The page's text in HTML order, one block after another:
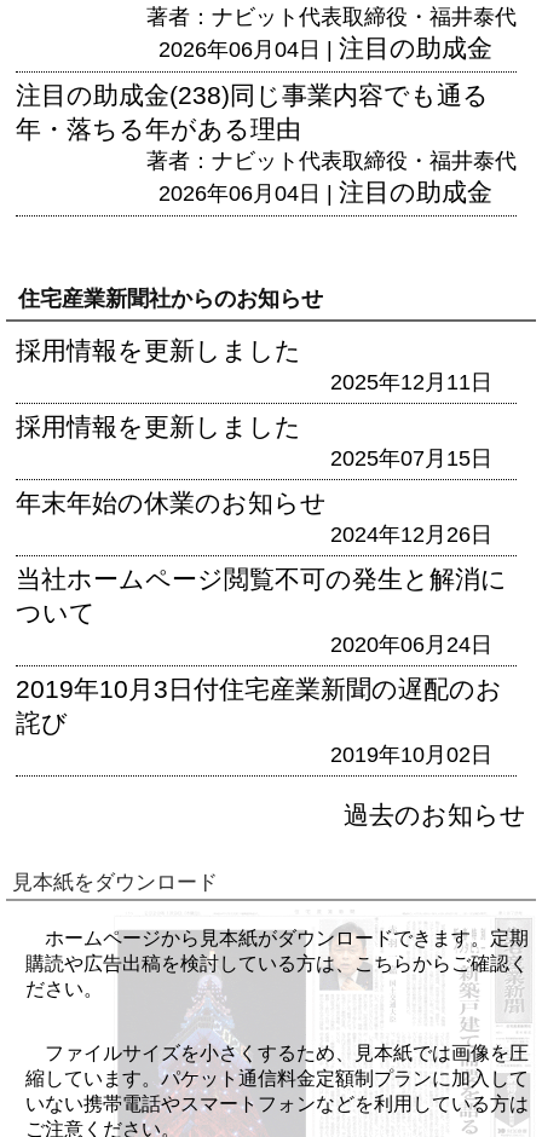
著者：ナビット代表取締役・福井泰代
2026年06月04日 | 注目の助成金
注目の助成金(238)同じ事業内容でも通る
年・落ちる年がある理由
著者：ナビット代表取締役・福井泰代
2026年06月04日 | 注目の助成金
住宅産業新聞社からのお知らせ
採用情報を更新しました
2025年12月11日
採用情報を更新しました
2025年07月15日
年末年始の休業のお知らせ
2024年12月26日
当社ホームページ閲覧不可の発生と解消に
ついて
2020年06月24日
2019年10月3日付住宅産業新聞の遅配のお
詫び
2019年10月02日
過去のお知らせ
見本紙をダウンロード
ホームページから見本紙がダウンロードできます。定期
購読や広告出稿を検討している方は、こちらからご確認く
ださい。
ファイルサイズを小さくするため、見本紙では画像を圧
縮しています。パケット通信料金定額制プランに加入して
いない携帯電話やスマートフォンなどを利用している方は
ご注意ください。